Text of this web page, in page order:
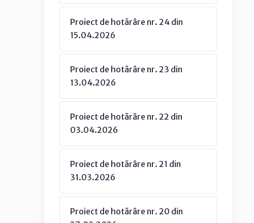
Proiect de hotărâre nr. 24 din
15.04.2026
Proiect de hotărâre nr. 23 din
13.04.2026
Proiect de hotărâre nr. 22 din
03.04.2026
Proiect de hotărâre nr. 21 din
31.03.2026
Proiect de hotărâre nr. 20 din